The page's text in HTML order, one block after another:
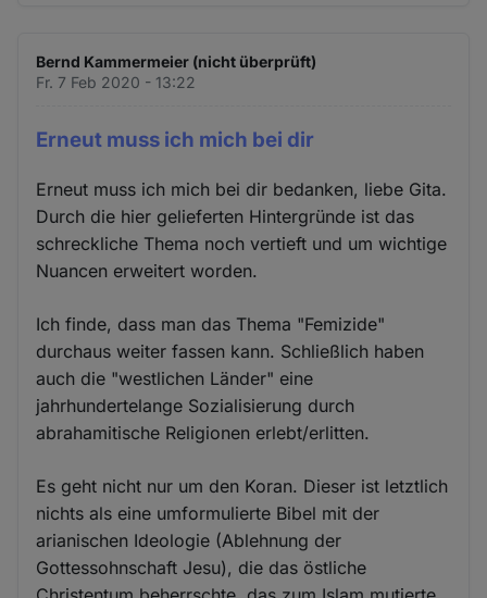
Bernd Kammermeier (nicht überprüft)
Fr. 7 Feb 2020 - 13:22
Erneut muss ich mich bei dir
Erneut muss ich mich bei dir bedanken, liebe Gita.
Durch die hier gelieferten Hintergründe ist das
schreckliche Thema noch vertieft und um wichtige
Nuancen erweitert worden.
Ich finde, dass man das Thema "Femizide"
durchaus weiter fassen kann. Schließlich haben
auch die "westlichen Länder" eine
jahrhundertelange Sozialisierung durch
abrahamitische Religionen erlebt/erlitten.
Es geht nicht nur um den Koran. Dieser ist letztlich
nichts als eine umformulierte Bibel mit der
arianischen Ideologie (Ablehnung der
Gottessohnschaft Jesu), die das östliche